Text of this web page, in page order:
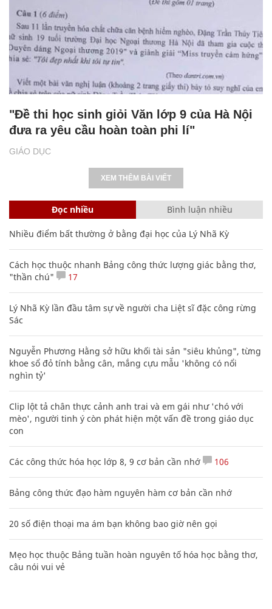
GIÁO DỤC
"Đề thi học sinh giỏi Văn lớp 9 của Hà Nội
đưa ra yêu cầu hoàn toàn phi lí"
XEM THÊM BÀI VIẾT
Đọc nhiều Bình luận nhiều
Nhiều điểm bất thường ở bằng đại học của Lý Nhã Kỳ
Cách học thuộc nhanh Bảng công thức lượng giác bằng thơ,
"thần chú"
17
Lý Nhã Kỳ lần đầu tâm sự về người cha Liệt sĩ đặc công rừng
Sác
Nguyễn Phương Hằng sở hữu khối tài sản "siêu khủng", từng
khoe sổ đỏ tính bằng cân, mắng cựu mẫu 'không có nổi
nghìn tỷ'
Clip lột tả chân thực cảnh anh trai và em gái như 'chó với
mèo', người tinh ý còn phát hiện một vấn đề trong giáo dục
con
Các công thức hóa học lớp 8, 9 cơ bản cần nhớ 106
Bảng công thức đạo hàm nguyên hàm cơ bản cần nhớ
20 số điện thoại ma ám bạn không bao giờ nên gọi
Mẹo học thuộc Bảng tuần hoàn nguyên tố hóa học bằng thơ,
câu nói vui vẻ